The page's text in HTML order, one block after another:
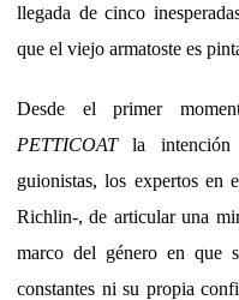
llegada de cinco
que el viejo armatoste es
Desde el primer
PETTICOATla intención
guionistas, los expertos en
Richlin-, de articular una
marco del género en que
constantes ni su propia